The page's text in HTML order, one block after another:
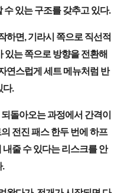
수 있는 구조를 갖추고 있다.
하면, 기라시 쪽으로 직선적
있는 쪽으로 방향을 전환해
연스럽게 세트 메뉴처럼 반
다.
돌아오는 과정에서 간격이
전진 패스 한두 번에 하프
줄 수 있다는 리스크를 안
.